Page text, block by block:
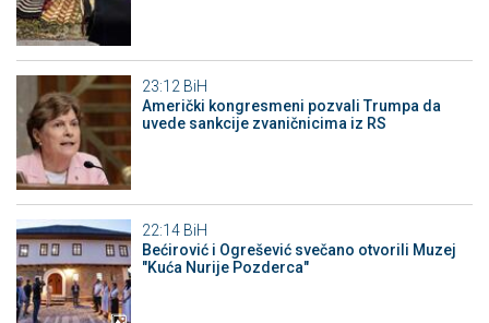
23:12 BiH
Američki kongresmeni pozvali Trumpa da
uvede sankcije zvaničnicima iz RS
22:14 BiH
Bećirović i Ogrešević svečano otvorili Muzej
"Kuća Nurije Pozderca"